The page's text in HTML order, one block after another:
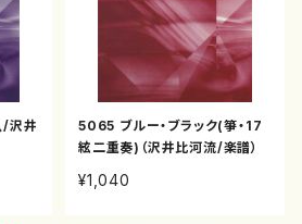
沢井
5065 ブルー・ブラック(箏・17
絃二重奏)（沢井比河流/楽譜）
¥1,040